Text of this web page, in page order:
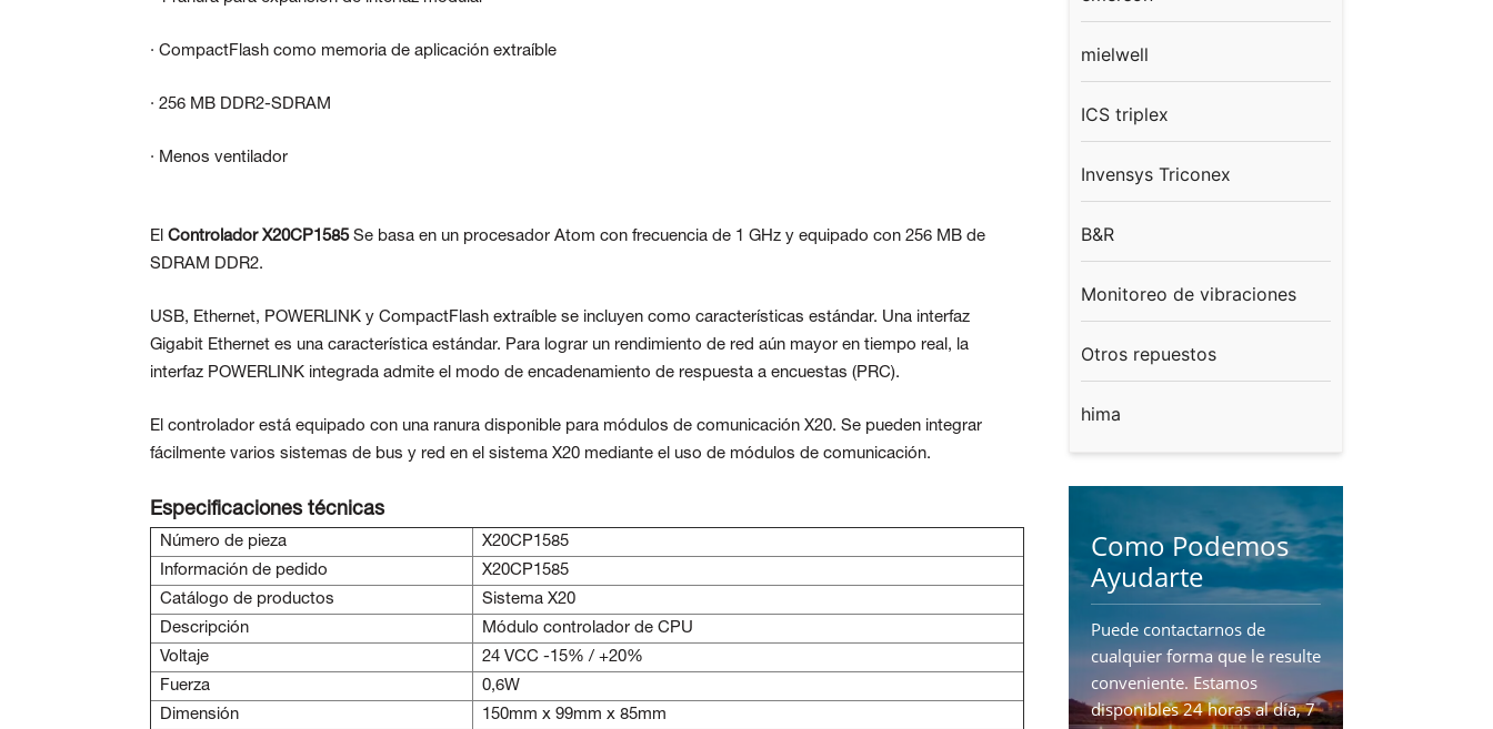
mielwell
ICS triplex
Invensys Triconex
B&R
Monitoreo de vibraciones
Otros repuestos
hima
Como Podemos
Ayudarte
Puede contactarnos de
cualquier forma que le resulte
conveniente. Estamos
disponibles 24 horas al día, 7
· CompactFlash como memoria de aplicación extraíble
· 256 MB DDR2-SDRAM
· Menos ventilador
El Controlador X20CP1585 Se basa en un procesador Atom con frecuencia de 1 GHz y equipado con 256 MB de
SDRAM DDR2.
USB, Ethernet, POWERLINK y CompactFlash extraíble se incluyen como características estándar. Una interfaz
Gigabit Ethernet es una característica estándar. Para lograr un rendimiento de red aún mayor en tiempo real, la
interfaz POWERLINK integrada admite el modo de encadenamiento de respuesta a encuestas (PRC).
El controlador está equipado con una ranura disponible para módulos de comunicación X20. Se pueden integrar
fácilmente varios sistemas de bus y red en el sistema X20 mediante el uso de módulos de comunicación.
Especificaciones técnicas
Número de pieza
X20CP1585
Información de pedido
X20CP1585
Catálogo de productos
Sistema X20
Descripción
Módulo controlador de CPU
Voltaje
24 VCC -15% / +20%
Fuerza
0,6W
Dimensión
150mm x 99mm x 85mm